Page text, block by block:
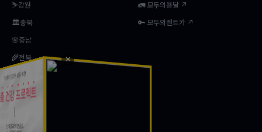
⛷️강원
🏛️충북
🌸충남
🌾전북
🌿전남
🍎경북
⛵경남
🏝️제주
🚛 모두의용달 ↗
🔑 모두의렌트카 ↗
✕